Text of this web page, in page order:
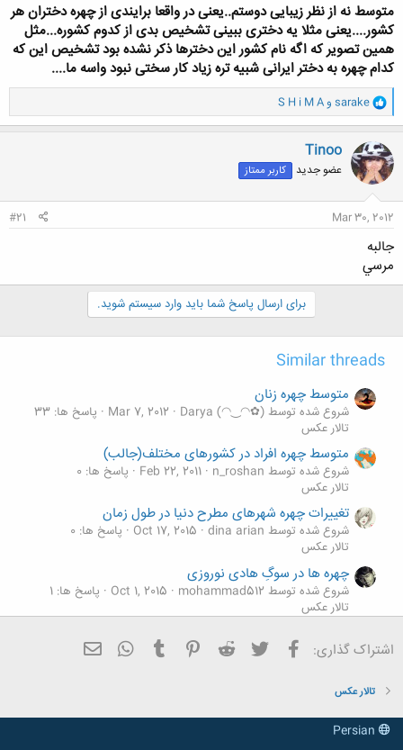
کلیک کنید تا باز شود...
متوسط نه از نظر زیبایی دوستم..یعنی در واقعا برایندی از چهره دختران هر
کشور....یعنی مثلا یه دختری ببینی تشخیص بدی از کدوم کشوره...مثل
همین تصویر که اگه نام کشور این دخترها ذکر نشده بود تشخیص این که
کدام چهره به دختر ایرانی شبیه تره زیاد کار سختی نبود واسه ما....
و
ا
ک
ن
ش
ه
ا
sarake وS H i M A
Tinoo
عضو جدید کاربر ممتاز
Mar 30, 2012
#21
جالبه
مرسي
برای ارسال پاسخ شما باید وارد سیستم شوید.
Similar threads
متوسط چهره زنان
شروع شده توسط (✿◠‿◠) Darya Mar 7, 2012
پاسخ ها: 33
تالار عکس
متوسط چهره افراد در کشورهای مختلف(جالب)
شروع شده توسط n_roshan Feb 22, 2011
پاسخ ها: 0
تالار عکس
تغییرات چهره شهرهای مطرح دنیا در طول زمان
شروع شده توسط dina arian Oct 17, 2015
پاسخ ها: 0
تالار عکس
چهره ها در سوگِ هادی نوروزی
شروع شده توسط mohammad512 Oct 1, 2015
پاسخ ها: 1
تالار عکس
نقاشی حرفه ای چهره با رنگ و روغن
شروع شده توسط Ћцвгіѕ Ǥіяl Aug 10, 2015 پاسخ ها: 0
اشتراک گذاری: فیسبوک تویتر Reddit
Pinterest
Tumblr
WhatsApp
تالار عکس